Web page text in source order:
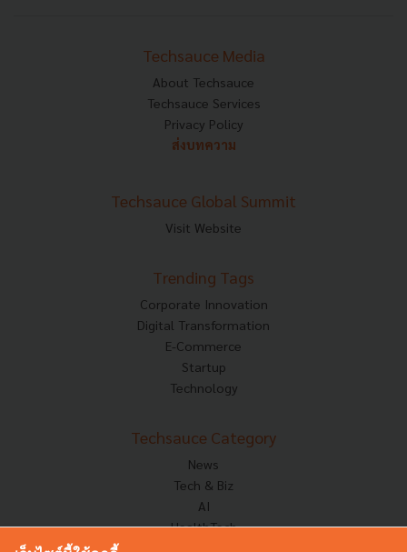
Techsauce Media
About Techsauce
Techsauce Services
Privacy Policy
ส่งบทความ
Techsauce Global Summit
Visit Website
Trending Tags
Corporate Innovation
Digital Transformation
E-Commerce
Startup
Technology
Techsauce Category
News
Tech & Biz
AI
HealthTech